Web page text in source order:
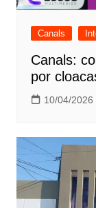
Canals
Canals:
por
10/04/2026